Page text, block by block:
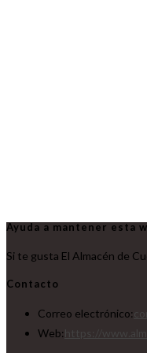
Ayuda a mantener esta
Si te gusta El Almacén de
Contacto
Correo electrónico:
Web: